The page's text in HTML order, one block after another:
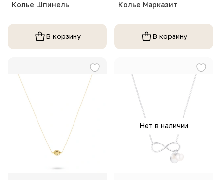
Колье Шпинель
В корзину
Колье Марказит
В корзину
Нет в наличии